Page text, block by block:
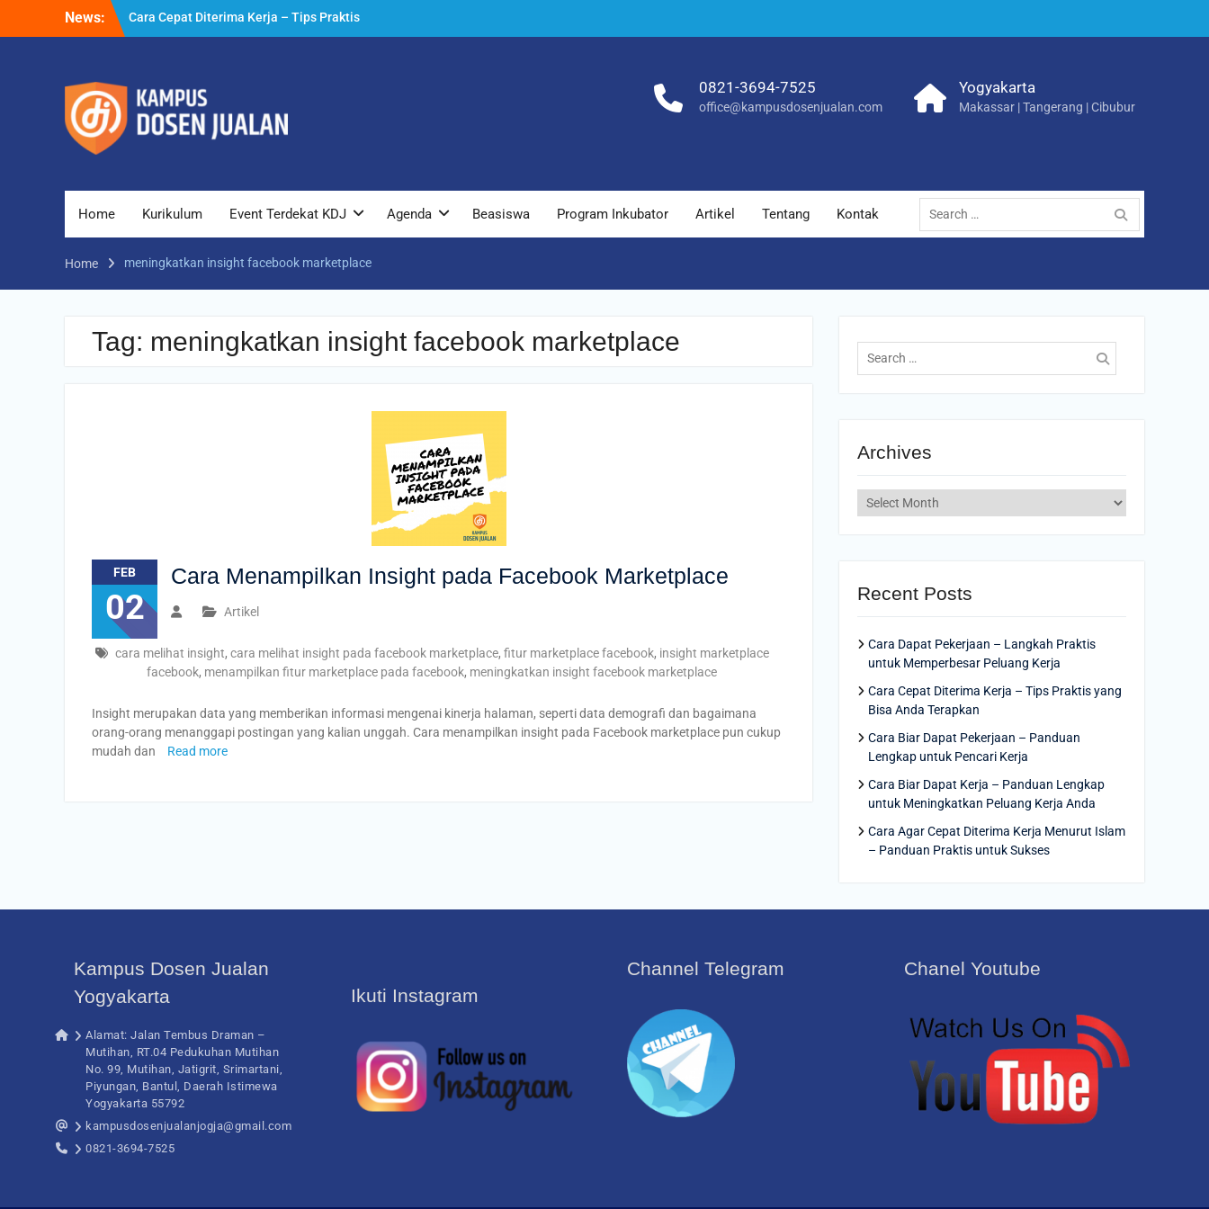
News:
Cara Cepat Diterima Kerja – Tips Praktis
yang Bisa Anda Terapkan
Cara Dapat Pekerjaan – Langkah Praktis
untuk Memperbesar Peluang Kerja
0821-3694-7525
office@kampusdosenjualan.com
Yogyakarta
Makassar | Tangerang | Cibubur
Home Kurikulum Event Terdekat KDJ Agenda Beasiswa Program Inkubator Artikel Tentang Kontak
Search
for:
Home meningkatkan insight facebook marketplace
Tag: meningkatkan insight facebook marketplace
FEB
02
Cara Menampilkan Insight pada Facebook Marketplace
Artikel
cara melihat insight, cara melihat insight pada facebook marketplace, fitur marketplace facebook, insight marketplace
facebook, menampilkan fitur marketplace pada facebook, meningkatkan insight facebook marketplace
Insight merupakan data yang memberikan informasi mengenai kinerja halaman, seperti data demografi dan bagaimana
orang-orang menanggapi postingan yang kalian unggah. Cara menampilkan insight pada Facebook marketplace pun cukup
mudah dan
Read more
Search
for:
Archives
Archives
Recent Posts
Cara Dapat Pekerjaan – Langkah Praktis
untuk Memperbesar Peluang Kerja
Cara Cepat Diterima Kerja – Tips Praktis yang
Bisa Anda Terapkan
Cara Biar Dapat Pekerjaan – Panduan
Lengkap untuk Pencari Kerja
Cara Biar Dapat Kerja – Panduan Lengkap
untuk Meningkatkan Peluang Kerja Anda
Cara Agar Cepat Diterima Kerja Menurut Islam
– Panduan Praktis untuk Sukses
Kampus Dosen Jualan
Yogyakarta
Alamat: Jalan Tembus Draman –
Mutihan, RT.04 Pedukuhan Mutihan
No. 99, Mutihan, Jatigrit, Srimartani,
Piyungan, Bantul, Daerah Istimewa
Yogyakarta 55792
kampusdosenjualanjogja@gmail.com
0821-3694-7525
Ikuti Instagram
Channel Telegram Chanel Youtube